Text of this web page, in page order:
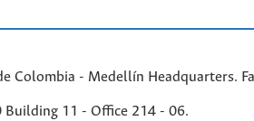
Colombia - Medellín Headquarters.
Building 11 - Office 214 - 06.